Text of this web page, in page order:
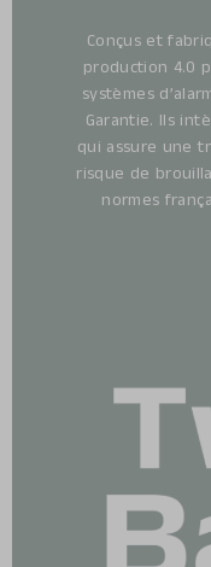
Conçus et
production 4.0
systèmes
Garantie. Ils
qui assure une
risque de
normes